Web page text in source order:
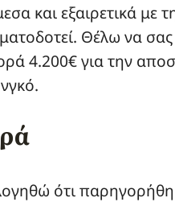
και εξαιρετικά
Θέλω να σας
4.200€ για την
ότι